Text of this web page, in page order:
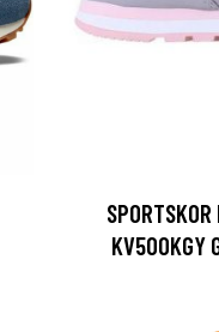
KV500KGY